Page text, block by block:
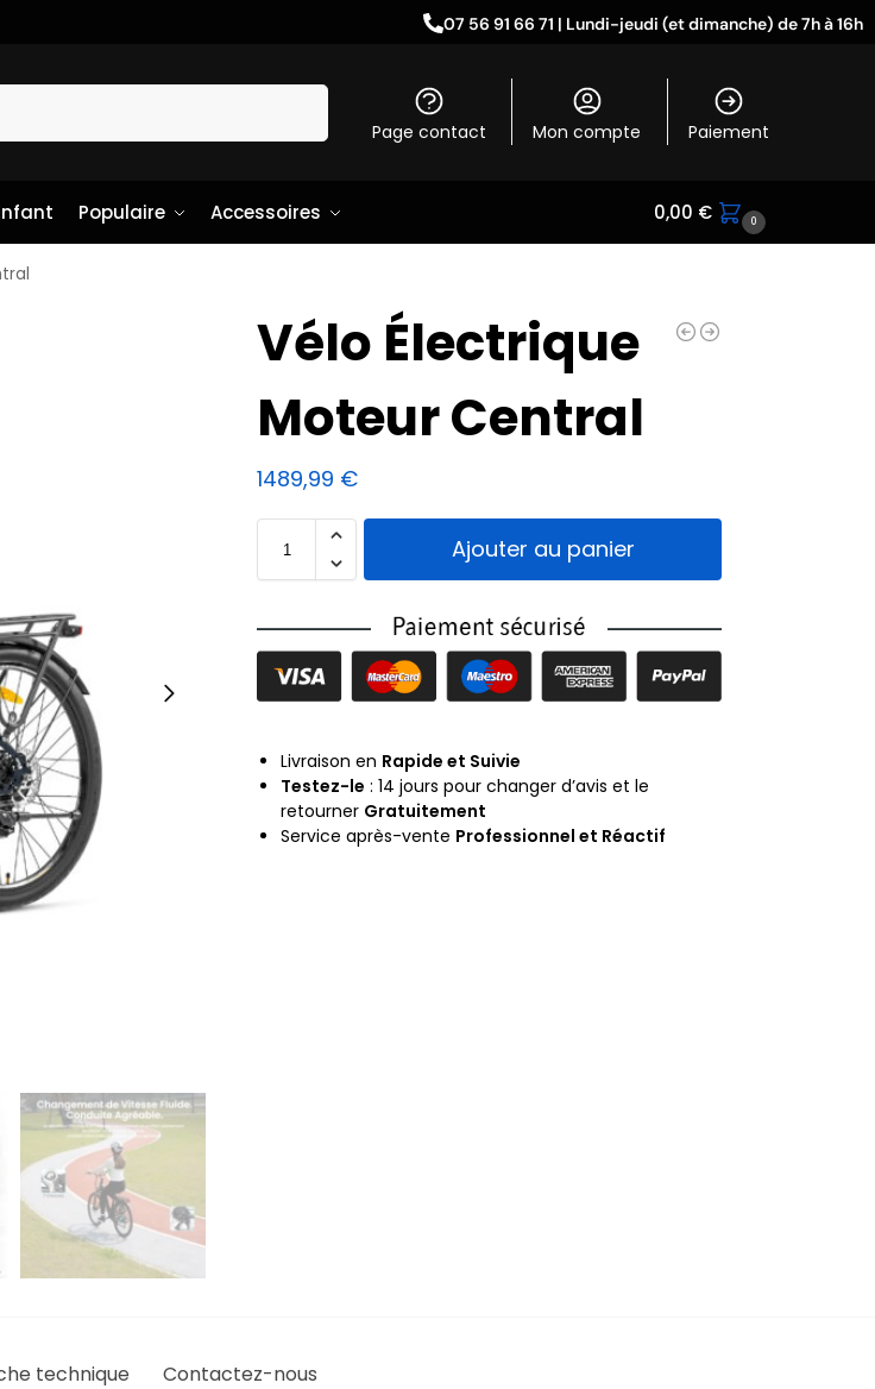
07 56 91 66 71 | Lundi-jeudi (et dimanche) de 7h à 16h
Page contact Mon compte Paiement
Populaire Accessoires 0,00 € 0
Vélo Électrique
Moteur Central
1489,99 €
Ajouter au panier
Livraison en Rapide et Suivie
Testez-le : 14 jours pour changer d’avis et le
retourner Gratuitement
Service après-vente Professionnel et Réactif
technique Contactez-nous